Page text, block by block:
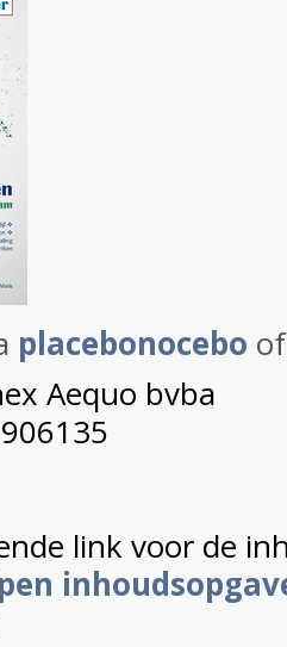
placebonocebo
Aequo bvba
link voor de